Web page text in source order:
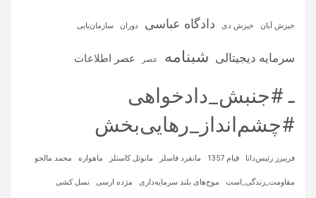
خیزش آبان خیزش دی دادگاه عباسی دوران سازمان‌یابی
سرمایه‌ دیجیتالی شبنامه عصر عصر اطلاعات
ـ #جنبش_دادخواهی
#چشم‌انداز_رهایی‌بخش
فریبرز رئیس‌دانا قیام 1357 مانفرد فاسلر مانوئل کاستلز ماهواره‌ محمد مالجو
مقاومت_زندگی_است موج‌های بلند سرمایه‌داری مژده ارسی نسل کشی